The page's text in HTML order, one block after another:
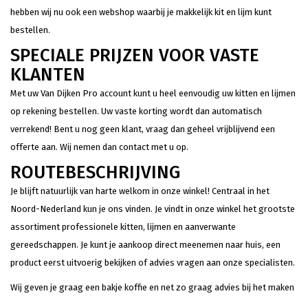
hebben wij nu ook een webshop waarbij je makkelijk kit en lijm kunt
bestellen.
SPECIALE PRIJZEN VOOR VASTE
KLANTEN
Met uw Van Dijken Pro account kunt u heel eenvoudig uw kitten en lijmen
op rekening bestellen. Uw vaste korting wordt dan automatisch
verrekend! Bent u nog geen klant, vraag dan geheel vrijblijvend een
offerte aan. Wij nemen dan contact met u op.
ROUTEBESCHRIJVING
Je blijft natuurlijk van harte welkom in onze winkel! Centraal in het
Noord-Nederland kun je ons vinden. Je vindt in onze winkel het grootste
assortiment professionele kitten, lijmen en aanverwante
gereedschappen. Je kunt je aankoop direct meenemen naar huis, een
product eerst uitvoerig bekijken of advies vragen aan onze specialisten.
Wij geven je graag een bakje koffie en net zo graag advies bij het maken